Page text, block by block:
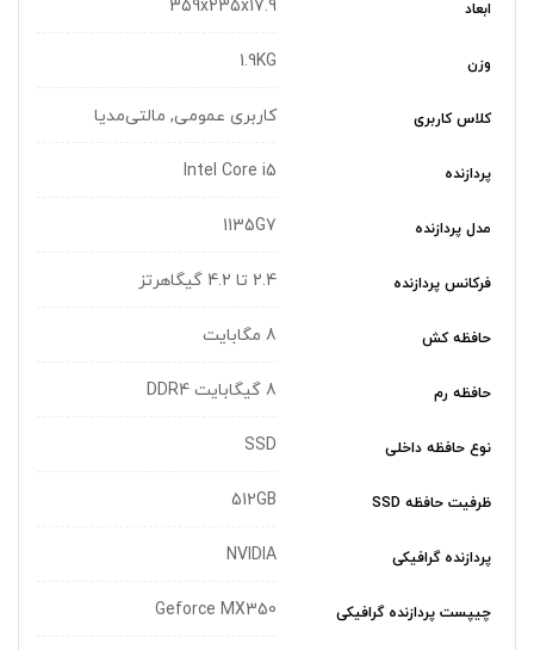
ابعاد 359x235x17.9
وزن 1.9KG
کلاس کاربری کاربری عمومی, مالتی‌مدیا
پردازنده Intel Core i5
مدل پردازنده 1135G7
فرکانس پردازنده 2.4 تا 4.2 گیگاهرتز
حافظه کش 8 مگابایت
حافظه رم 8 گیگابایت DDR4
نوع حافظه داخلی SSD
ظرفیت حافظه SSD 512GB
پردازنده گرافیکی NVIDIA
چیپست پردازنده گرافیکی Geforce MX350